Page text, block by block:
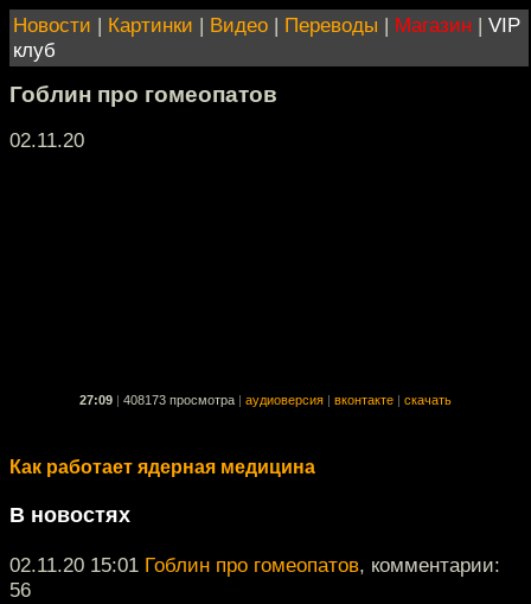
Новости | Картинки | Видео | Переводы | Магазин | VIP
клуб
Гоблин про гомеопатов
02.11.20
27:09 408173 просмотра аудиоверсия вконтакте скачать
Как работает ядерная медицина
В новостях
02.11.20 15:01 Гоблин про гомеопатов, комментарии:
56